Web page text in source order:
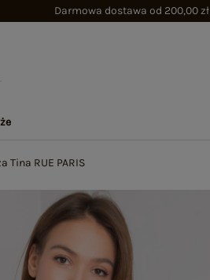
Darmowa dostawa od 200,00 zł
Tina RUE PARIS